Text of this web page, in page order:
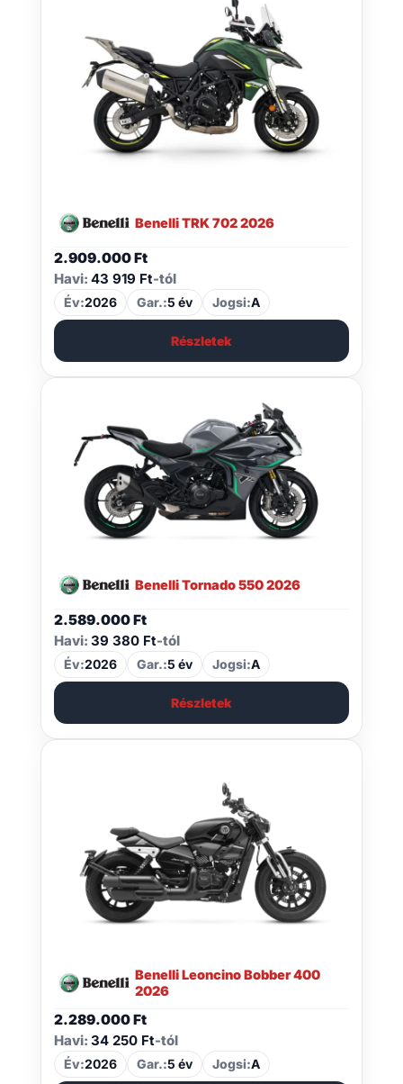
Benelli TRK 702 2026
2.909.000Ft
Havi: 43 919 Ft-tól
Év:2026 Gar.:5 év Jogsi:A
Részletek
Benelli Tornado 550 2026
2.589.000Ft
Havi: 39 380 Ft-tól
Év:2026 Gar.:5 év Jogsi:A
Részletek
Benelli Leoncino Bobber 400
2026
2.289.000Ft
Havi: 34 250 Ft-tól
Év:2026 Gar.:5 év Jogsi:A